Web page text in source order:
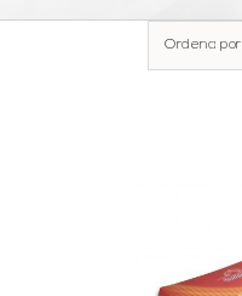
Ordena por